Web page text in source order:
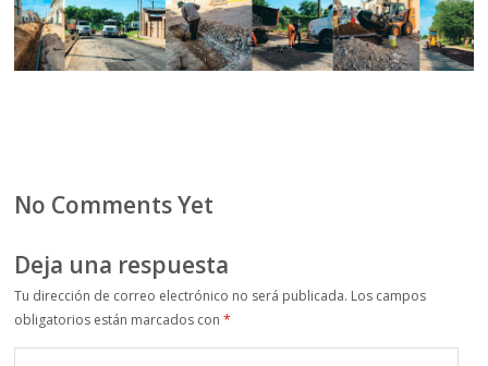
No Comments Yet
Deja una respuesta
Tu dirección de correo electrónico no será publicada. Los campos
obligatorios están marcados con*